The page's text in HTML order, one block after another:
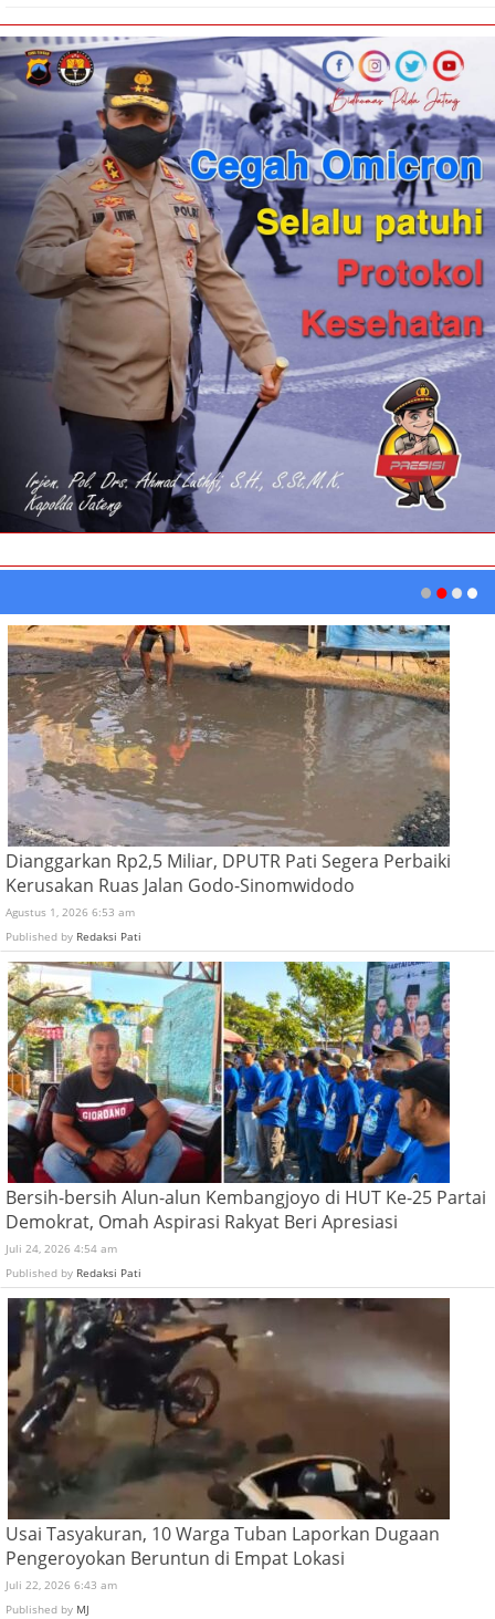
Dianggarkan Rp2,5 Miliar, DPUTR Pati Segera Perbaiki
Kerusakan Ruas Jalan Godo-Sinomwidodo
Agustus 1, 2026 6:53 am
Published by Redaksi Pati
Bersih-bersih Alun-alun Kembangjoyo di HUT Ke-25 Partai
Demokrat, Omah Aspirasi Rakyat Beri Apresiasi
Juli 24, 2026 4:54 am
Published by Redaksi Pati
Usai Tasyakuran, 10 Warga Tuban Laporkan Dugaan
Pengeroyokan Beruntun di Empat Lokasi
Juli 22, 2026 6:43 am
Published by MJ